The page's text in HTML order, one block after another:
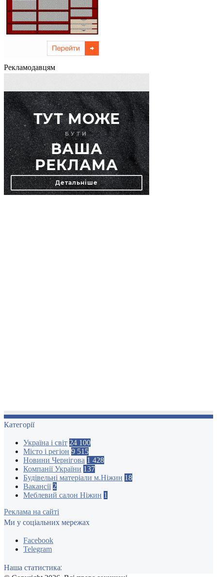
Рекламодавцям
Категорії
Україна і світ 24 100
Місто і регіон 9 515
Новини Чернігова 1 428
Компанії України 137
Будівельні матеріали м.Ніжин 18
Вакансії 2
Меблевий салон Ніжин 1
Реклама на сайті
Ми у соціальних мережах
Facebook
Telegram
Наша статистика: